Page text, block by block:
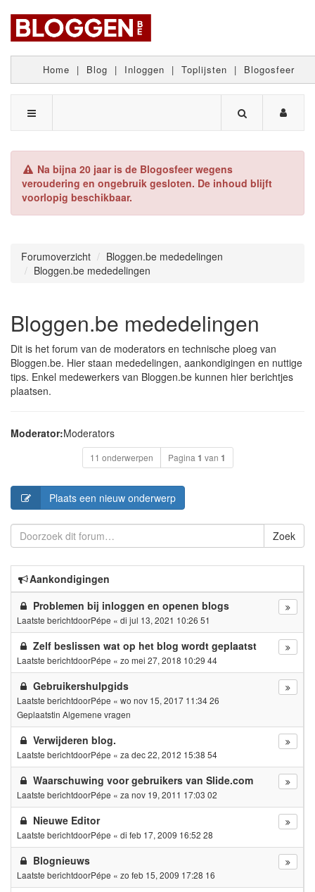
Home | Blog | Inloggen | Toplijsten | Blogosfeer
Na bijna 20 jaar is de Blogosfeer wegens
veroudering en ongebruik gesloten. De inhoud blijft
voorlopig beschikbaar.
Forumoverzicht
Bloggen.be mededelingen
Bloggen.be mededelingen
Bloggen.be mededelingen
Dit is het forum van de moderators en technische ploeg van
Bloggen.be. Hier staan mededelingen, aankondigingen en nuttige
tips. Enkel medewerkers van Bloggen.be kunnen hier berichtjes
plaatsen.
Moderator:Moderators
11 onderwerpen Pagina 1 van 1
Plaats een nieuw onderwerp
Zoek
Aankondigingen
Problemen bij inloggen en openen blogs
Laatste berichtdoorPépe « di jul 13, 2021 10:26 51
Zelf beslissen wat op het blog wordt geplaatst
Laatste berichtdoorPépe « zo mei 27, 2018 10:29 44
Gebruikershulpgids
Laatste berichtdoorPépe « wo nov 15, 2017 11:34 26
Geplaatstin Algemene vragen
Verwijderen blog.
Laatste berichtdoorPépe « za dec 22, 2012 15:38 54
Waarschuwing voor gebruikers van Slide.com
Laatste berichtdoorPépe « za nov 19, 2011 17:03 02
Nieuwe Editor
Laatste berichtdoorPépe « di feb 17, 2009 16:52 28
Blognieuws
Laatste berichtdoorPépe « zo feb 15, 2009 17:28 16